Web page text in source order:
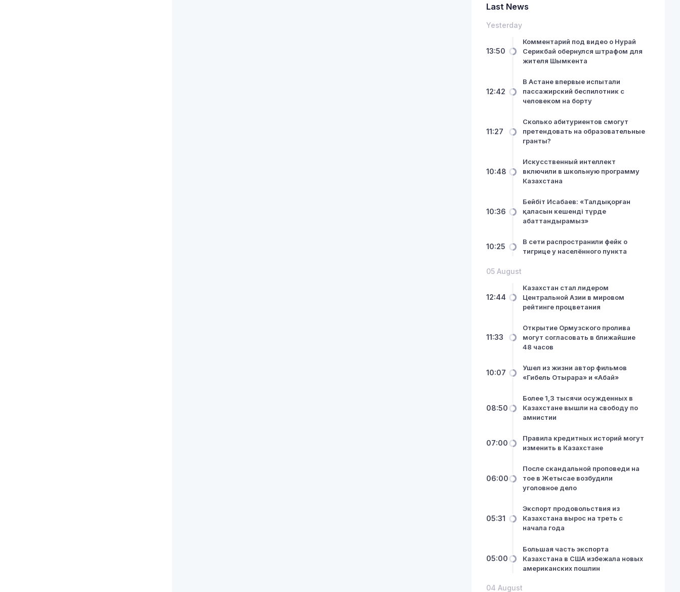
Last News
Yesterday
13:50
Комментарий под видео о Нурай
Серикбай обернулся штрафом для
жителя Шымкента
12:42
В Астане впервые испытали
пассажирский беспилотник с
человеком на борту
11:27
Сколько абитуриентов смогут
претендовать на образовательные
гранты?
10:48
Искусственный интеллект
включили в школьную программу
Казахстана
10:36
Бейбіт Исабаев: «Талдықорған
қаласын кешенді түрде
абаттандырамыз»
10:25
В сети распространили фейк о
тигрице у населённого пункта
05 August
12:44
Казахстан стал лидером
Центральной Азии в мировом
рейтинге процветания
11:33
Открытие Ормузского пролива
могут согласовать в ближайшие
48 часов
10:07
Ушел из жизни автор фильмов
«Гибель Отырара» и «Абай»
08:50
Более 1,3 тысячи осужденных в
Казахстане вышли на свободу по
амнистии
07:00
Правила кредитных историй могут
изменить в Казахстане
06:00
После скандальной проповеди на
тое в Жетысае возбудили
уголовное дело
05:31
Экспорт продовольствия из
Казахстана вырос на треть с
начала года
05:00
Большая часть экспорта
Казахстана в США избежала новых
американских пошлин
04 August
NewsHub.kz 2026 ©